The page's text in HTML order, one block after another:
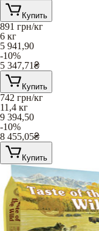
Купить
891 грн/кг
6 кг
5 941,90
-10%
5 347,71₴
Купить
742 грн/кг
11,4 кг
9 394,50
-10%
8 455,05₴
Купить